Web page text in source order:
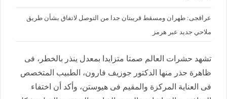
عراقجى: طهران ومسقط قريبتان جدا من التوصل لاتفاق بشأن طريق
ملاحي جديد عبر هرمز
تشهد حشرات العالم صمتا متزايدا بمعدل ينذر بالخطر، فى
ظاهرة حذر منها الدكتور جوزيف فارون، الطبيب المتخصص
فى العناية المركزة والمقيم فى هيوستن، وأكد أن اختفاء